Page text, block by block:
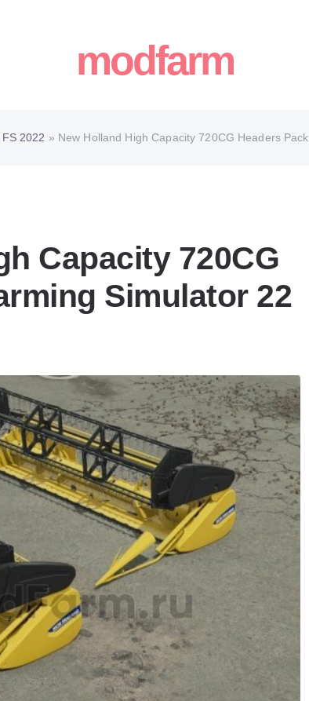
modfarm
2022 » New Holland High Capacity 720CG Headers Pack
Capacity 720CG
Simulator 22